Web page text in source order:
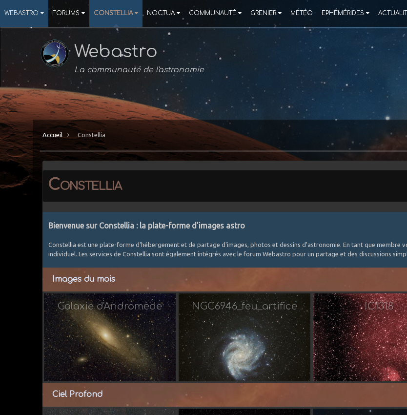
WEBASTRO FORUMS CONSTELLIA NOCTUA COMMUNAUTÉ GRENIER MÉTÉO EPHÉMÉRIDES
Webastro
La communauté de l'astronomie
Accueil Constellia
Constellia
Bienvenue sur Constellia : la plate-forme d'images astro
Constellia est une plate-forme d'hébergement et de partage d'images, photos et dessins d'astronomie. En tant que membre
individuel. Les services de Constellia sont également intégrés avec le forum Webastro pour un partage et des discussions
Images du mois
Galaxie d'Andromède
Par Taorage
NGC6946_feu_artifice
Par Jean-Luc 31
IC1318
Ciel Profond